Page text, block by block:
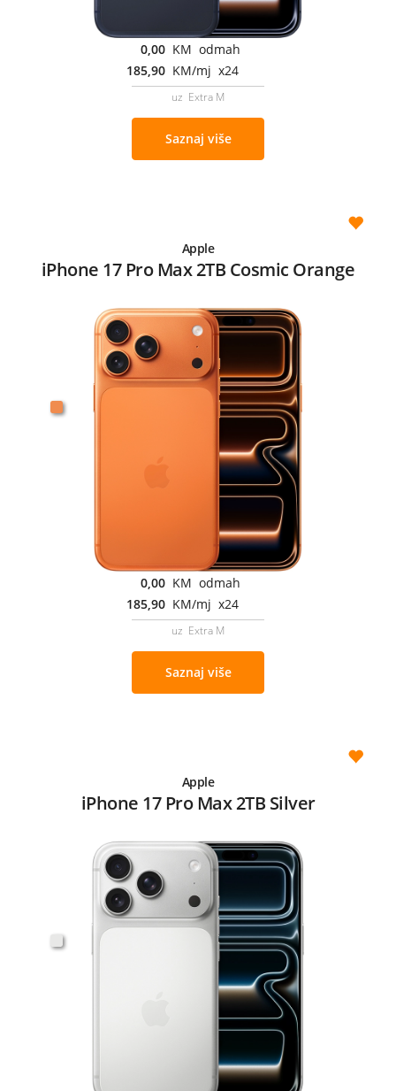
0,00 KM odmah
185,90 KM/mj x24
uz Extra M
Saznaj više
Apple
iPhone 17 Pro Max 2TB Cosmic Orange
0,00 KM odmah
185,90 KM/mj x24
uz Extra M
Saznaj više
Apple
iPhone 17 Pro Max 2TB Silver